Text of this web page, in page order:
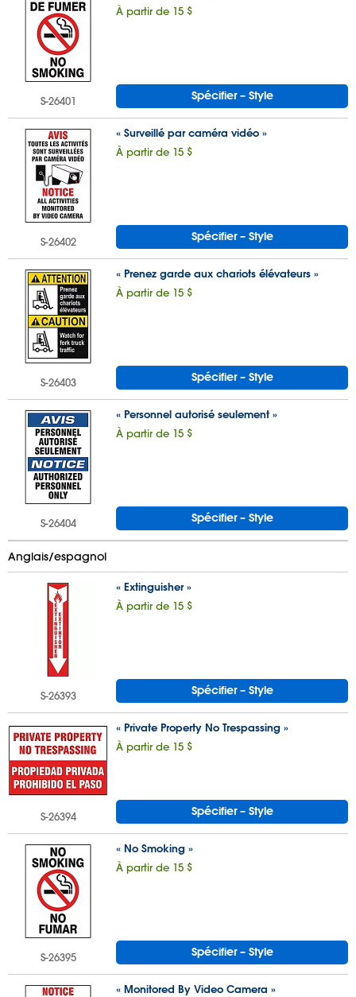
À partir de 15 $
S-26401 Spécifier – Style
« Surveillé par caméra vidéo »
À partir de 15 $
S-26402 Spécifier – Style
« Prenez garde aux chariots élévateurs »
À partir de 15 $
S-26403 Spécifier – Style
« Personnel autorisé seulement »
À partir de 15 $
S-26404 Spécifier – Style
Anglais/espagnol
« Extinguisher »
À partir de 15 $
S-26393 Spécifier – Style
« Private Property No Trespassing »
À partir de 15 $
S-26394 Spécifier – Style
« No Smoking »
À partir de 15 $
S-26395 Spécifier – Style
« Monitored By Video Camera »